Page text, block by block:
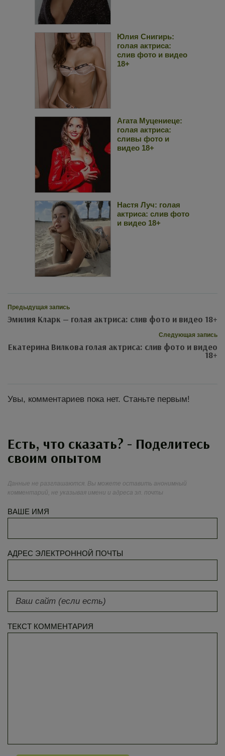
Юлия Снигирь:
голая актриса:
слив фото и видео
18+
Агата Муцениеце:
голая актриса:
сливы фото и
видео 18+
Настя Луч: голая
актриса: слив фото
и видео 18+
Предыдущая запись
Эмилия Кларк — голая актриса: слив фото и видео 18+
Следующая запись
Екатерина Вилкова голая актриса: слив фото и видео
18+
Увы, комментариев пока нет. Станьте первым!
Есть, что сказать? - Поделитесь
своим опытом
Данные не разглашаются. Вы можете оставить анонимный
комментарий, не указывая имени и адреса эл. почты
ВАШЕ ИМЯ
АДРЕС ЭЛЕКТРОННОЙ ПОЧТЫ
ТЕКСТ КОММЕНТАРИЯ